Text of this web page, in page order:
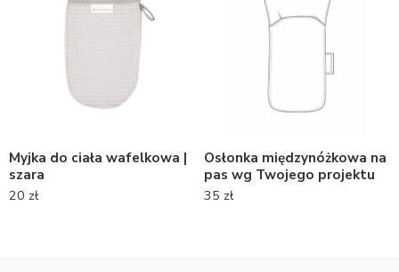
Myjka do ciała wafelkowa |
szara
20 zł
Osłonka międzynóżkowa na
pas wg Twojego projektu
35 zł